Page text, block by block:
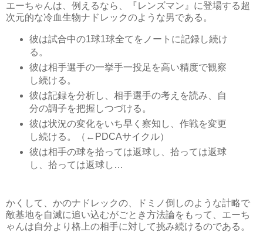
エーちゃんは、例えるなら、『レンズマン』に登場する超
次元的な冷血生物ナドレックのような男である。
彼は試合中の1球1球全てをノートに記録し続け
る。
彼は相手選手の一挙手一投足を高い精度で観察
し続ける。
彼は記録を分析し、相手選手の考えを読み、自
分の調子を把握しつづける。
彼は状況の変化をいち早く察知し、作戦を変更
し続ける。（←PDCAサイクル）
彼は相手の球を拾っては返球し、拾っては返球
し、拾っては返球し…
かくして、かのナドレックの、ドミノ倒しのような計略で
敵基地を自滅に追い込むがごとき方法論をもって、エーち
ゃんは自分より格上の相手に対して挑み続けるのである。